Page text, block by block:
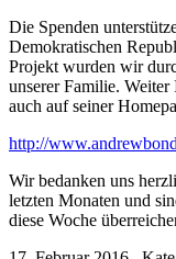
Die Spenden
Demokratischen
Projekt wurden wir
unserer Familie.
auch auf seiner
http://
Wir bedanken uns
letzten Monaten und
diese Woche